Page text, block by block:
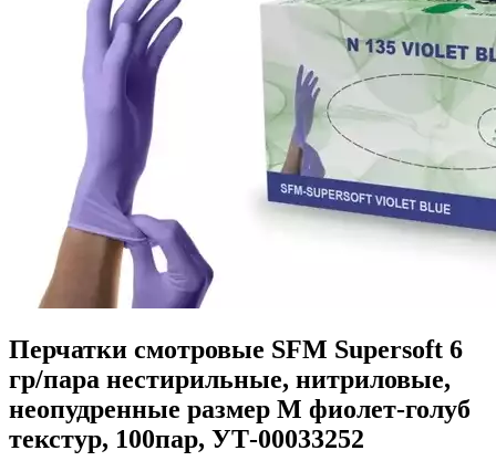
Перчатки смотровые SFM Supersoft 6
гр/пара нестирильные, нитриловые,
неопудренные размер M фиолет-голуб
текстур, 100пар, УТ-00033252